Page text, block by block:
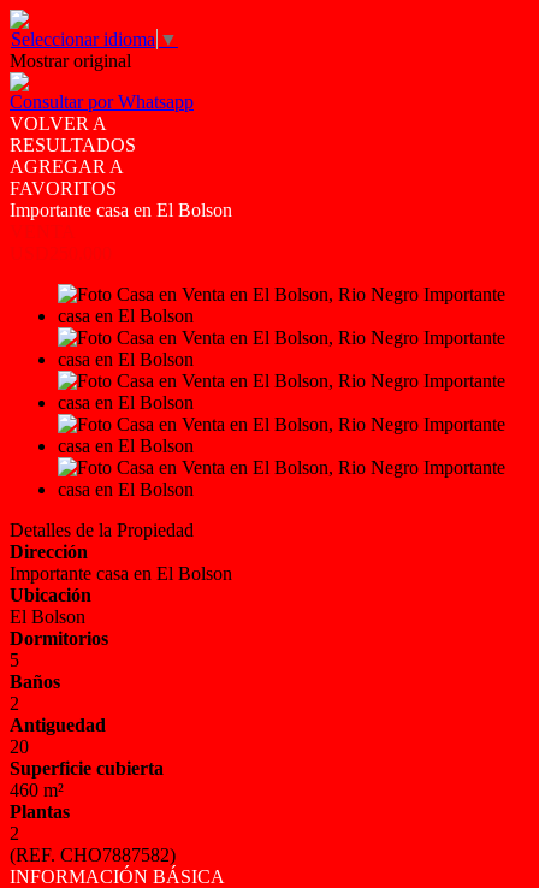
Seleccionar idioma ▼
Mostrar original
Consultar por Whatsapp
VOLVER A
RESULTADOS
AGREGAR A
FAVORITOS
Importante casa en El Bolson
Detalles de la Propiedad
Dirección
Importante casa en El Bolson
Ubicación
El Bolson
Dormitorios
5
Baños
2
Antiguedad
20
Superficie cubierta
460 m²
Plantas
2
(REF. CHO7887582)
INFORMACIÓN BÁSICA